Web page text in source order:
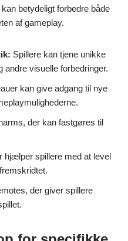
betydeligt forbedre både
af gameplay.
Spillere kan tjene unikke
visuelle forbedringer.
kan give adgang til nye
der kan fastgøres til
hjælper spillere med at level
der giver spillere